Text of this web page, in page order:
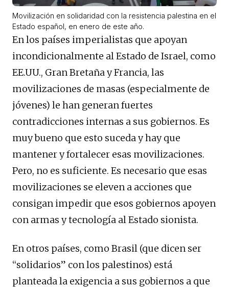
Movilización en solidaridad con la resistencia palestina en el
Estado español, en enero de este año.
En los países imperialistas que apoyan
incondicionalmente al Estado de Israel, como
EE.UU., Gran Bretaña y Francia, las
movilizaciones de masas (especialmente de
jóvenes) le han generan fuertes
contradicciones internas a sus gobiernos. Es
muy bueno que esto suceda y hay que
mantener y fortalecer esas movilizaciones.
Pero, no es suficiente. Es necesario que esas
movilizaciones se eleven a acciones que
consigan impedir que esos gobiernos apoyen
con armas y tecnología al Estado sionista.
En otros países, como Brasil (que dicen ser
“solidarios” con los palestinos) está
planteada la exigencia a sus gobiernos a que